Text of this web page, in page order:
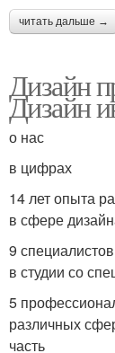
читать дальше →
Дизайн
Дизайн
о нас
в цифрах
14 лет опыта
в сфере
9 специалистов
в студии со
5
различных
часть